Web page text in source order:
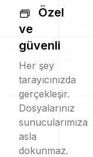
Özel
ve
güvenli
Her şey
tarayıcınızda
gerçekleşir.
Dosyalarınız
sunucularımıza
asla
dokunmaz.